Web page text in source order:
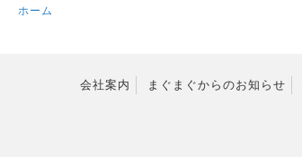
ホーム
会社案内 まぐまぐからのお知らせ